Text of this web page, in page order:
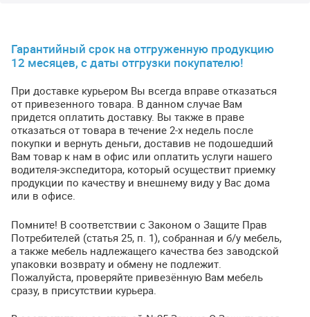
Гарантийный срок на отгруженную продукцию
12 месяцев, с даты отгрузки покупателю!
При доставке курьером Вы всегда вправе отказаться
от привезенного товара. В данном случае Вам
придется оплатить доставку. Вы также в праве
отказаться от товара в течение 2-х недель после
покупки и вернуть деньги, доставив не подошедший
Вам товар к нам в офис или оплатить услуги нашего
водителя-экспедитора, который осуществит приемку
продукции по качеству и внешнему виду у Вас дома
или в офисе.
Помните! В соответствии с Законом о Защите Прав
Потребителей (статья 25, п. 1), собранная и б/у мебель,
а также мебель надлежащего качества без заводской
упаковки возврату и обмену не подлежит.
Пожалуйста, проверяйте привезённую Вам мебель
сразу, в присутствии курьера.